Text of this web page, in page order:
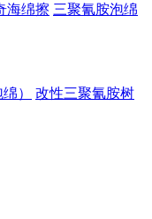
海绵擦 三聚氰胺泡绵
）
改性三聚氰胺树